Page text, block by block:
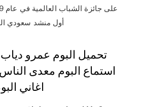
أول منشد سعودي
تحميل البوم عمرو
استماع البوم معدى
اغاني